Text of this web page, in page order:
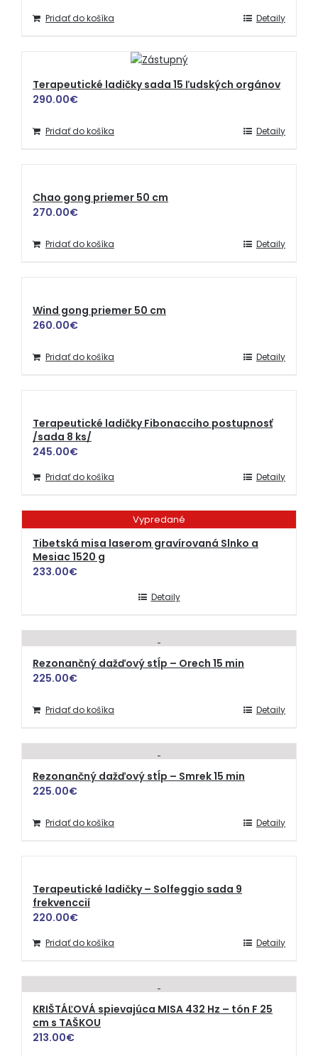
Pridať do košíka Detaily
Terapeutické ladičky sada 15 ľudských orgánov
290.00€
Pridať do košíka Detaily
Chao gong priemer 50 cm
270.00€
Pridať do košíka Detaily
Wind gong priemer 50 cm
260.00€
Pridať do košíka Detaily
Terapeutické ladičky Fibonacciho postupnosť
/sada 8 ks/
245.00€
Pridať do košíka Detaily
Vypredané
Tibetská misa laserom gravírovaná Slnko a
Mesiac 1520 g
233.00€
Detaily
Rezonančný dažďový stĺp – Orech 15 min
225.00€
Pridať do košíka Detaily
Rezonančný dažďový stĺp – Smrek 15 min
225.00€
Pridať do košíka Detaily
Terapeutické ladičky – Solfeggio sada 9
frekvenccií
220.00€
Pridať do košíka Detaily
KRIŠTÁĽOVÁ spievajúca MISA 432 Hz – tón F 25
cm s TAŠKOU
213.00€